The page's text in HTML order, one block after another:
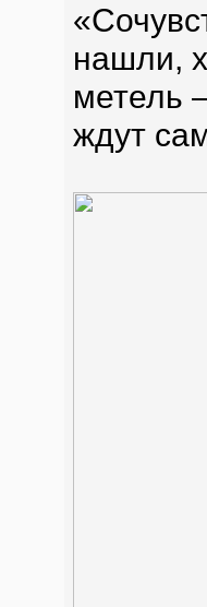
нашли,
метель
ждут